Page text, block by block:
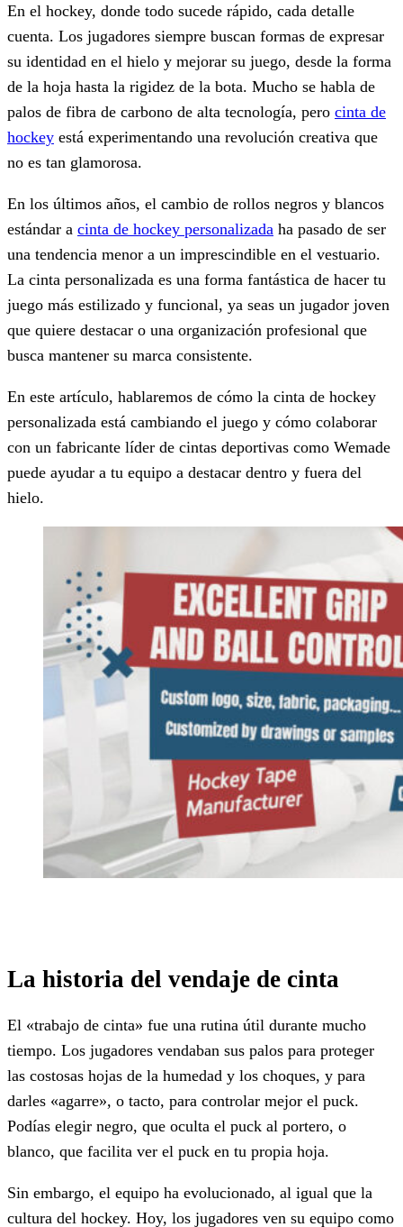
En el hockey, donde todo sucede rápido, cada detalle
cuenta. Los jugadores siempre buscan formas de expresar
su identidad en el hielo y mejorar su juego, desde la forma
de la hoja hasta la rigidez de la bota. Mucho se habla de
palos de fibra de carbono de alta tecnología, pero cinta de
hockey está experimentando una revolución creativa que
no es tan glamorosa.
En los últimos años, el cambio de rollos negros y blancos
estándar a cinta de hockey personalizada ha pasado de ser
una tendencia menor a un imprescindible en el vestuario.
La cinta personalizada es una forma fantástica de hacer tu
juego más estilizado y funcional, ya seas un jugador joven
que quiere destacar o una organización profesional que
busca mantener su marca consistente.
En este artículo, hablaremos de cómo la cinta de hockey
personalizada está cambiando el juego y cómo colaborar
con un fabricante líder de cintas deportivas como Wemade
puede ayudar a tu equipo a destacar dentro y fuera del
hielo.
La historia del vendaje de cinta
El «trabajo de cinta» fue una rutina útil durante mucho
tiempo. Los jugadores vendaban sus palos para proteger
las costosas hojas de la humedad y los choques, y para
darles «agarre», o tacto, para controlar mejor el puck.
Podías elegir negro, que oculta el puck al portero, o
blanco, que facilita ver el puck en tu propia hoja.
Sin embargo, el equipo ha evolucionado, al igual que la
cultura del hockey. Hoy, los jugadores ven su equipo como